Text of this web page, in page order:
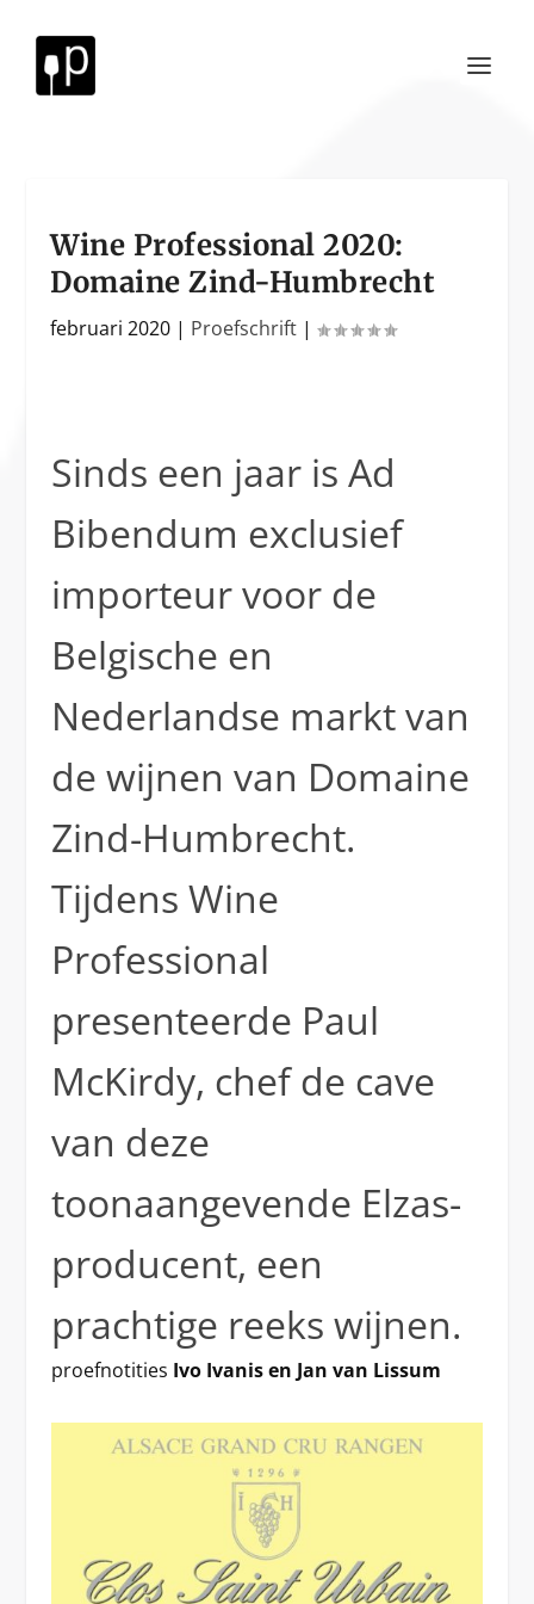
Wine Professional 2020:
Domaine Zind-Humbrecht
februari 2020 | Proefschrift |
Sinds een jaar is Ad
Bibendum exclusief
importeur voor de
Belgische en
Nederlandse markt van
de wijnen van Domaine
Zind-Humbrecht.
Tijdens Wine
Professional
presenteerde Paul
McKirdy, chef de cave
van deze
toonaangevende Elzas-
producent, een
prachtige reeks wijnen.
proefnotities Ivo Ivanis en Jan van Lissum